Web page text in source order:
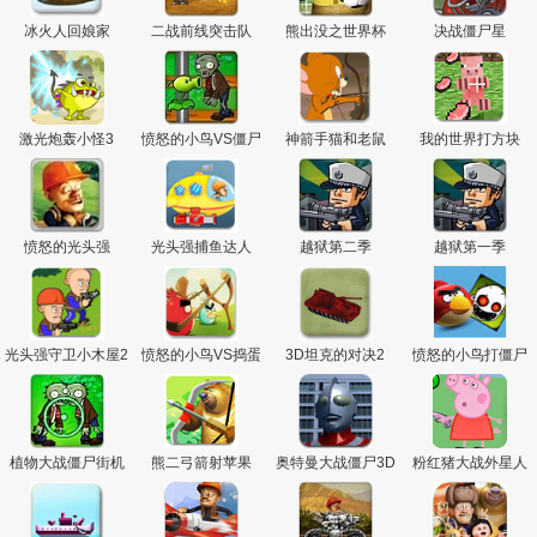
冰火人回娘家 二战前线突击队 熊出没之世界杯 决战僵尸星
激光炮轰小怪3
愤怒的小鸟VS僵尸
终极对决
神箭手猫和老鼠 我的世界打方块
愤怒的光头强 光头强捕鱼达人 越狱第二季 越狱第一季
光头强守卫小木屋2
愤怒的小鸟VS捣蛋
猪太空板
3D坦克的对决2 愤怒的小鸟打僵尸
植物大战僵尸街机
熊二弓箭射苹果 奥特曼大战僵尸3D 粉红猪大战外星人